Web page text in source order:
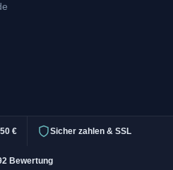
€ Sicher zahlen & SSL
Bewertung